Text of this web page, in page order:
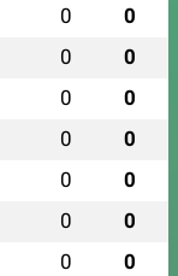
0 0
0 0
0 0
0 0
0 0
0 0
0 0